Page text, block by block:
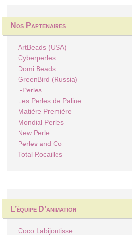
Nos Partenaires
ArtBeads (USA)
Cyberperles
Domi Beads
GreenBird (Russia)
I-Perles
Les Perles de Paline
Matière Première
Mondial Perles
New Perle
Perles and Co
Total Rocailles
L’équipe D’animation
Coco Labijoutisse